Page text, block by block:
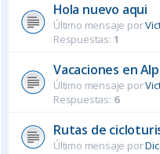
Hola nuevo aqui
Último mensaje por
Respuestas: 1
Vacaciones en
Último mensaje por
Respuestas: 6
Rutas de
Último mensaje por